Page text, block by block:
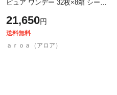
ピュア ワンデー 32枚×8箱 シード
21,650円
送料無料
ａｒｏａ（アロア）